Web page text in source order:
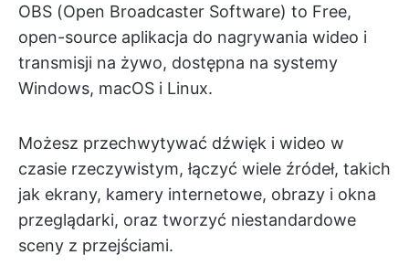
OBS (Open Broadcaster Software) to Free,
open-source aplikacja do nagrywania wideo i
transmisji na żywo, dostępna na systemy
Windows, macOS i Linux.
Możesz przechwytywać dźwięk i wideo w
czasie rzeczywistym, łączyć wiele źródeł, takich
jak ekrany, kamery internetowe, obrazy i okna
przeglądarki, oraz tworzyć niestandardowe
sceny z przejściami.